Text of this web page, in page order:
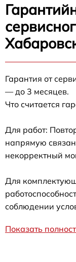
Гарантия от
— до 3 месяцев.
Что считается
Для работ:
напрямую
некорректный
Для
соблюдении
Показать